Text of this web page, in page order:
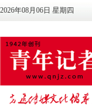
2026年08月06日 星期四